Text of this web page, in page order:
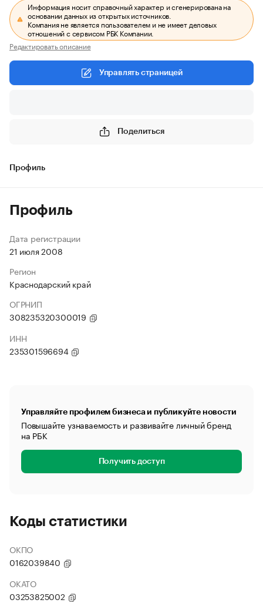
Информация носит справочный характер и сгенерирована на
основании данных из открытых источников.
Компания не является пользователем и не имеет деловых
отношений с сервисом РБК Компании.
Редактировать описание
Управлять страницей
Поделиться
Профиль
Профиль
Дата регистрации
21 июля 2008
Регион
Краснодарский край
ОГРНИП
308235320300019
ИНН
235301596694
Управляйте профилем бизнеса и публикуйте новости
Повышайте узнаваемость и развивайте личный бренд
на РБК
Получить доступ
Коды статистики
ОКПО
0162039840
ОКАТО
03253825002